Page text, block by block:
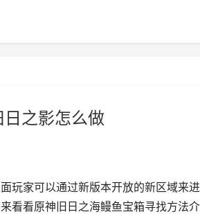
之影怎么做
玩家可以通过新版本开放的新区域来
看看原神旧日之海鳗鱼宝箱寻找方法